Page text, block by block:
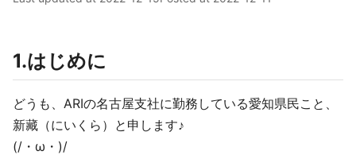
1.はじめに
どうも、ARIの名古屋支社に勤務している愛知県民こと、
新藏（にいくら）と申します♪
(/・ω・)/